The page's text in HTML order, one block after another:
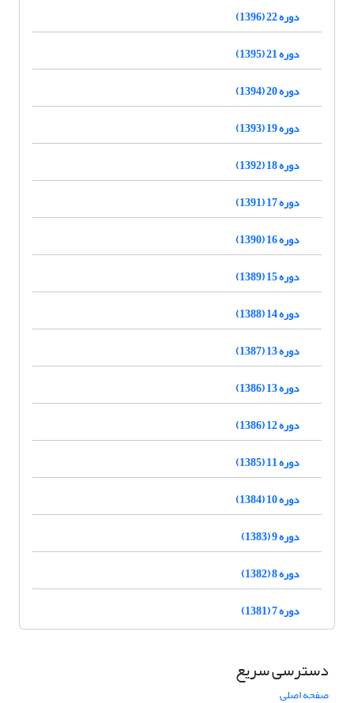
دوره 22 (1396)
دوره 21 (1395)
دوره 20 (1394)
دوره 19 (1393)
دوره 18 (1392)
دوره 17 (1391)
دوره 16 (1390)
دوره 15 (1389)
دوره 14 (1388)
دوره 13 (1387)
دوره 13 (1386)
دوره 12 (1386)
دوره 11 (1385)
دوره 10 (1384)
دوره 9 (1383)
دوره 8 (1382)
دوره 7 (1381)
دسترسی سریع
صفحه اصلی